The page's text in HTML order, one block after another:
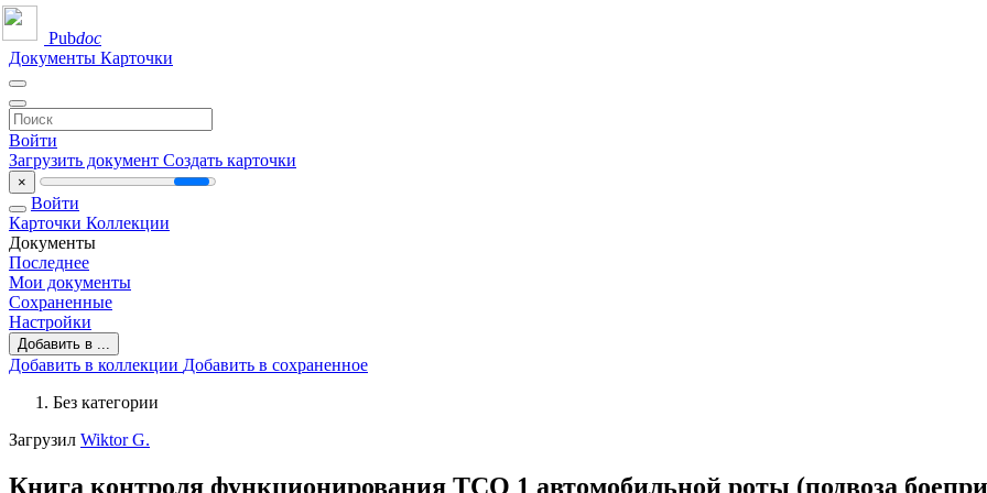
Pubdoc
Документы Карточки
Войти
Загрузить документ Создать карточки
×
Войти
Карточки Коллекции
Документы
Последнее
Мои документы
Сохраненные
Настройки
Добавить в ...
Добавить в коллекции Добавить в сохраненное
Без категории
Загрузил Wiktor G.
Книга контроля функционирования ТСО 1 автомобильной роты (подвоза